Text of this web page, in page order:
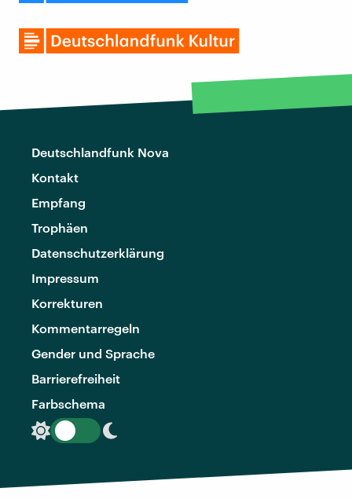
Deutschlandfunk Nova
Kontakt
Empfang
Trophäen
Datenschutzerklärung
Impressum
Korrekturen
Kommentarregeln
Gender und Sprache
Barrierefreiheit
Farbschema